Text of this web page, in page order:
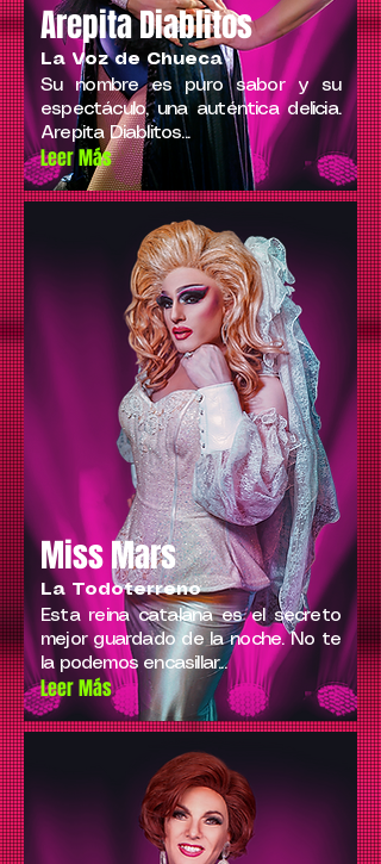
La Voz de Chueca
Arepita Diablitos
Su nombre es puro sabor y su
espectáculo, una auténtica delicia.
Arepita Diablitos...
Leer Más
La Todoterreno
Miss Mars
Esta reina catalana es el secreto
mejor guardado de la noche. No te
la podemos encasillar...
Leer Más